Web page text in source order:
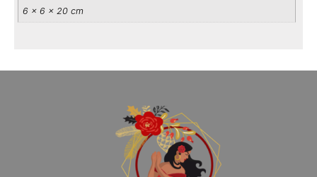
6 × 6 × 20 cm